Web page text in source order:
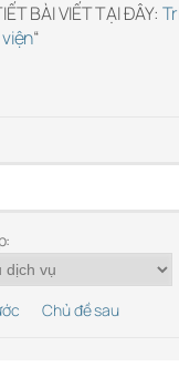
BÀI VIẾT TẠI ĐÂY:
“
Chủ đề sau